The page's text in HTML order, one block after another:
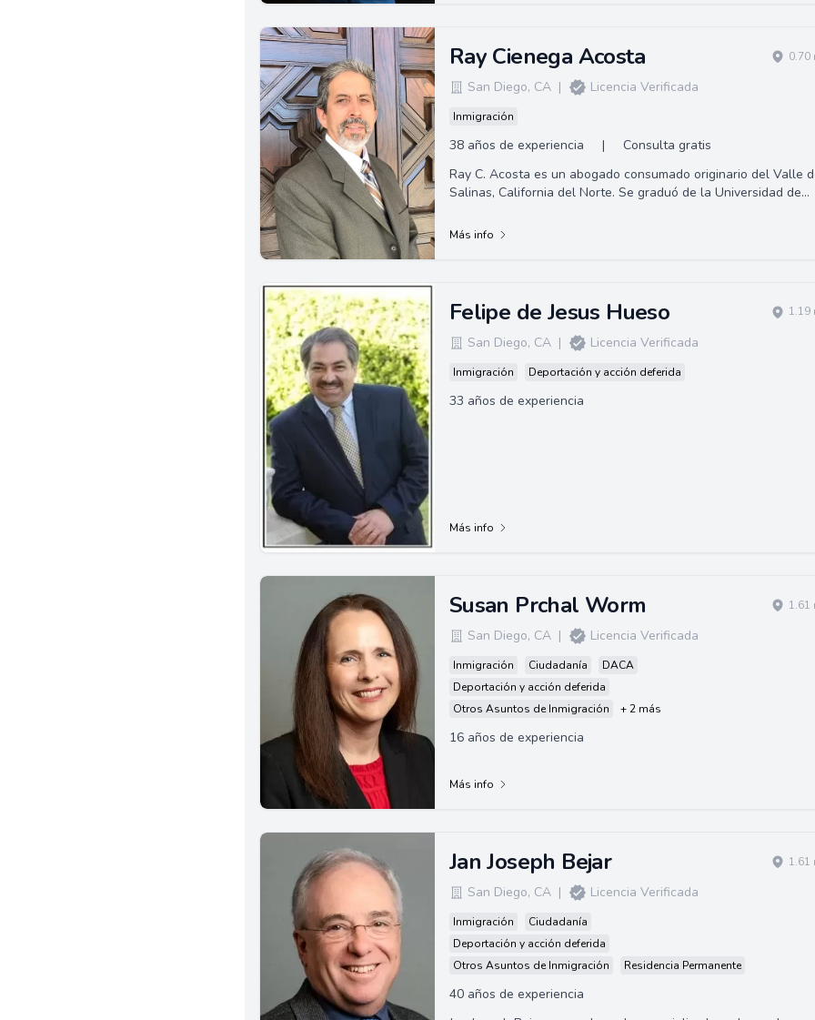
Ray Cienega Acosta
San Diego, CA | Licencia Verificada
Inmigración
38 años de experiencia | Consulta gratis
0.70
Ray C. Acosta es un abogado consumado originario del Valle
Salinas, California del Norte. Se graduó de la Universidad de
Más info
Felipe de Jesus Hueso
San Diego, CA | Licencia Verificada
Inmigración Deportación y acción deferida
33 años de experiencia
1.19
Más info
Susan Prchal Worm
San Diego, CA | Licencia Verificada
Inmigración Ciudadanía
DACA
Deportación y acción deferida
Otros Asuntos de Inmigración
+ 2 más
16 años de experiencia
1.61
Más info
Jan Joseph Bejar
San Diego, CA | Licencia Verificada
Inmigración
Ciudadanía
Deportación y acción deferida
Otros Asuntos de Inmigración
Residencia Permanente
40 años de experiencia
1.61